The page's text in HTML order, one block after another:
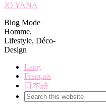
JO YANA
Blog Mode
Homme,
Lifestyle, Déco-
Design
Lang
Français
日本語
Search
this